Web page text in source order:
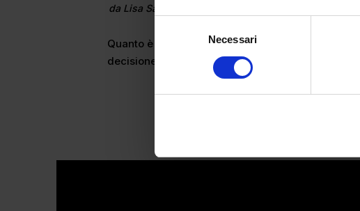
consenso
Necessari
da Lisa Saletti
Quanto è difficile prendere una
decisione? Ogni...